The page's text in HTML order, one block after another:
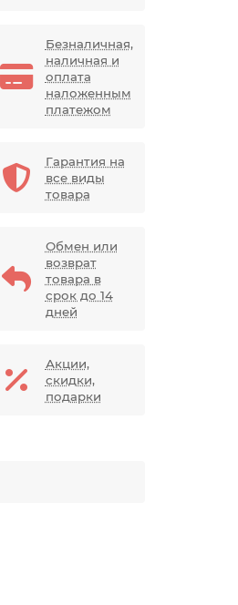
Безналичная,
наличная и
оплата
наложенным
платежом
Гарантия на
все виды
товара
Обмен или
возврат
товара в
срок до 14
дней
Акции,
скидки,
подарки